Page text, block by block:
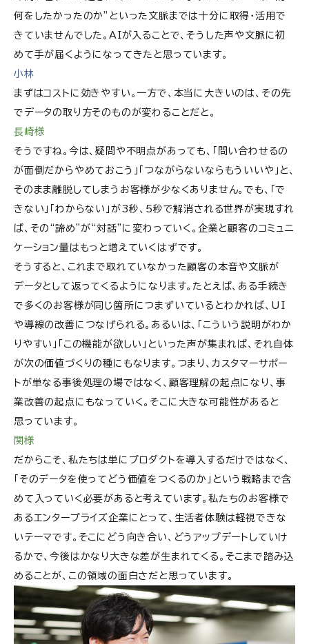
何をしたかったのか”といった文脈までは十分に取得・活用で
きていませんでした。AIが入ることで、そうした声や文脈に初
めて手が届くようになってきたと思っています。
小林
まずはコストに効きやすい。一方で、本当に大きいのは、その先
でデータの取り方そのものが変わることだと。
長崎様
そうですね。今は、疑問や不明点があっても、「問い合わせるの
が面倒だからやめておこう」「つながらないならもういいや」と、
そのまま離脱してしまうお客様が少なくありません。でも、「で
きない」「わからない」が3秒、5秒で解消される世界が実現すれ
ば、その“諦め”が“対話”に変わっていく。企業と顧客のコミュニ
ケーション量はもっと増えていくはずです。
そうすると、これまで取れていなかった顧客の本音や文脈が
データとして返ってくるようになります。たとえば、ある手続き
で多くのお客様が同じ箇所につまずいているとわかれば、UI
や導線の改善につなげられる。あるいは、「こういう説明がわか
りやすい」「この機能が欲しい」といった声が集まれば、それ自体
が次の価値づくりの種にもなります。つまり、カスタマーサポー
トが単なる事後処理の場ではなく、顧客理解の起点になり、事
業改善の起点にもなっていく。そこに大きな可能性があると
思っています。
関様
だからこそ、私たちは単にプロダクトを導入するだけではなく、
「そのデータを使ってどう価値をつくるのか」という戦略まで含
めて入っていく必要があると考えています。私たちのお客様で
あるエンタープライズ企業にとって、生活者体験は軽視できな
いテーマです。そこにどう向き合い、どうアップデートしていけ
るかで、今後はかなり大きな差が生まれてくる。そこまで踏み込
めることが、この領域の面白さだと思っています。